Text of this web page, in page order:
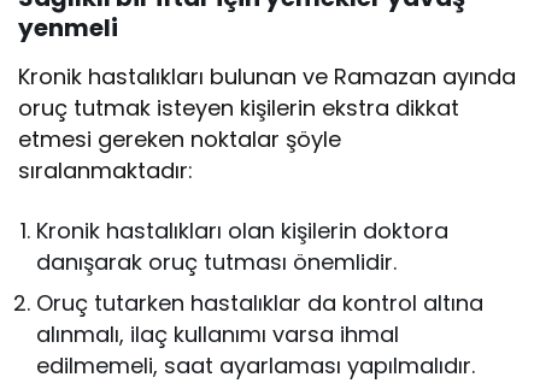
yenmeli
Kronik hastalıkları bulunan ve Ramazan ayında
oruç tutmak isteyen kişilerin ekstra dikkat
etmesi gereken noktalar şöyle
sıralanmaktadır:
Kronik hastalıkları olan kişilerin doktora
danışarak oruç tutması önemlidir.
Oruç tutarken hastalıklar da kontrol altına
alınmalı, ilaç kullanımı varsa ihmal
edilmemeli, saat ayarlaması yapılmalıdır.